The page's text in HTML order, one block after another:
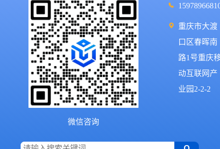
微信咨询
重庆市大渡
口区春晖南
路1号重庆
动互联网产
业园2-2-2